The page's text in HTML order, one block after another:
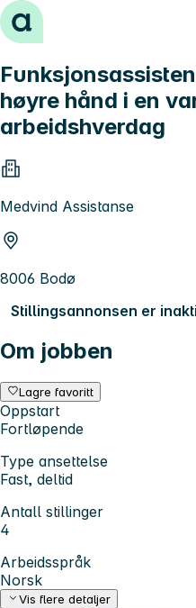
Hopp til innhold
høyre hånd i en
arbeidshverdag
Medvind Assistanse
8006 Bodø
Stillingsannonsen er
Om jobben
Lagre favoritt
Oppstart
Fortløpende
Type ansettelse
Fast, deltid
Antall stillinger
4
Arbeidsspråk
Norsk
Vis flere detaljer